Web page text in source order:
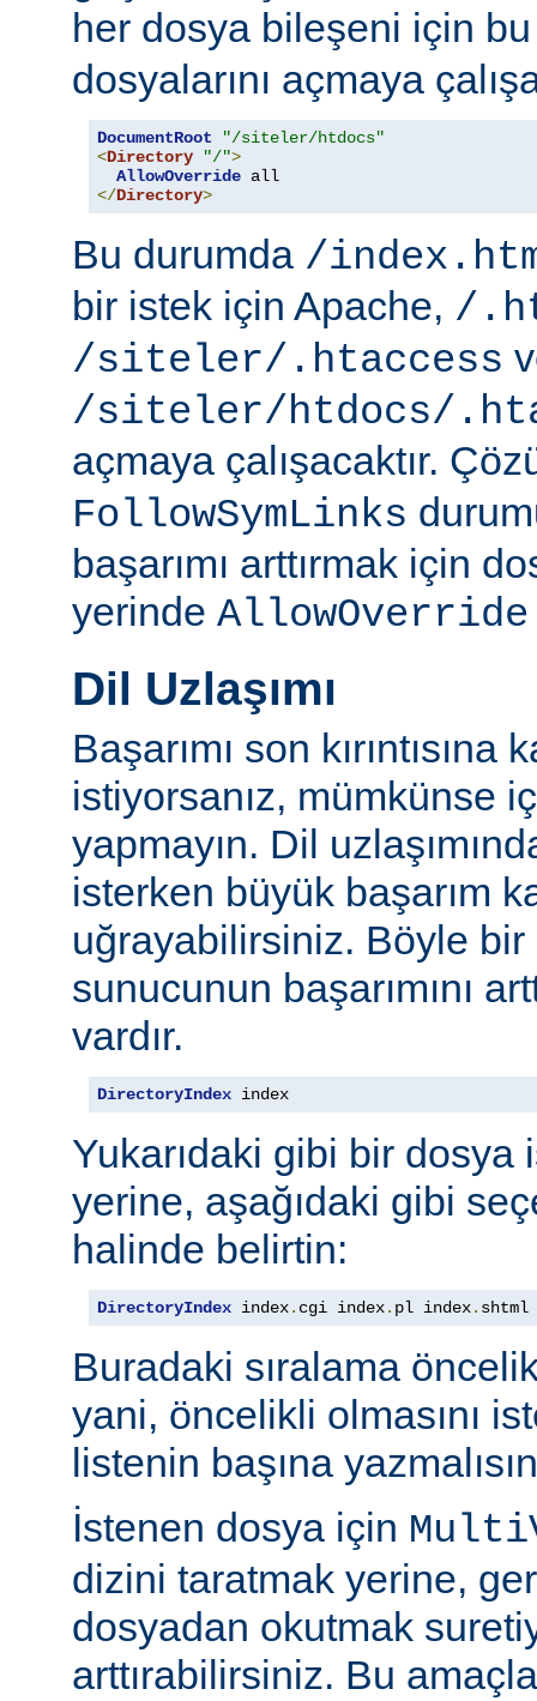
her dosya bileşeni için
dosyalarını açmaya
DocumentRoot
"/siteler/htdocs"
<Directory "/">
AllowOverride
</Directory>
Bu durumda /
bir istek için Apache, /
/siteler/.htaccess
/siteler/htdocs/
açmaya çalışacaktır.
FollowSymLinks
başarımı arttırmak için
yerinde AllowOverride
Dil Uzlaşımı
Başarımı son kırıntısına
istiyorsanız, mümkünse
yapmayın. Dil
isterken büyük başarım
uğrayabilirsiniz. Böyle bir
sunucunun başarımını
vardır.
DirectoryIndex index
Yukarıdaki gibi bir dosya
yerine, aşağıdaki gibi
halinde belirtin:
DirectoryIndex index. cgi index. pl index. shtml
Buradaki sıralama
yani, öncelikli olmasını
listenin başına
İstenen dosya için
dizini taratmak yerine,
dosyadan okutmak
arttırabilirsiniz. Bu